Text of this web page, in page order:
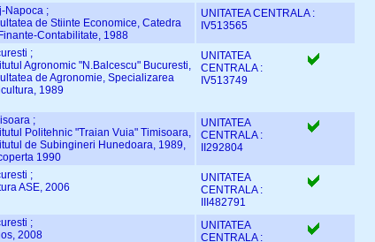
Napoca ;
de Stiinte Economice, Catedra
Contabilitate, 1988
UNITATEA CENTRALA :
IV513565
;
Agronomic "N.Balcescu" Bucuresti,
de Agronomie, Specializarea
1989
UNITATEA
CENTRALA :
IV513749
;
Politehnic "Traian Vuia" Timisoara,
de Subingineri Hunedoara, 1989,
1990
UNITATEA
CENTRALA :
II292804
;
ASE, 2006
UNITATEA
CENTRALA :
III482791
;
2008
UNITATEA
CENTRALA :